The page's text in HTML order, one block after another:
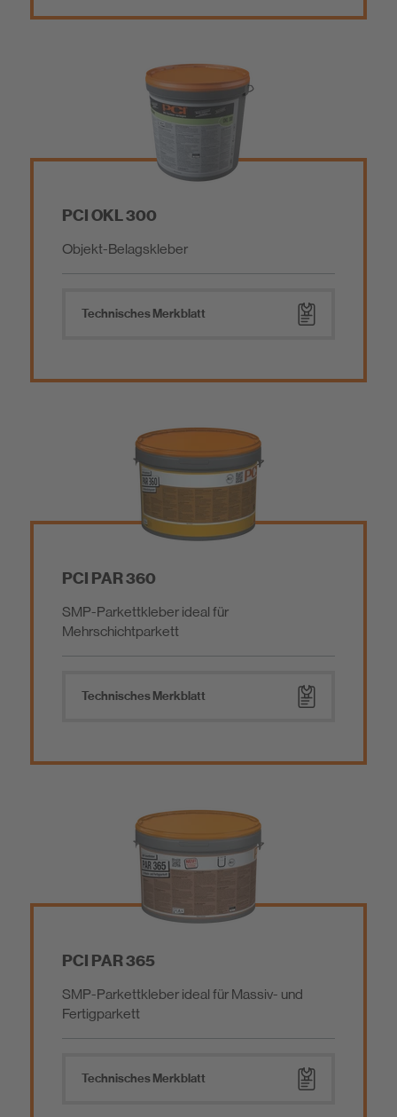
PCI OKL 300
Objekt-Belagskleber
Technisches Merkblatt
PCI PAR 360
SMP-Parkettkleber ideal für
Mehrschichtparkett
Technisches Merkblatt
PCI PAR 365
SMP-Parkettkleber ideal für Massiv- und
Fertigparkett
Technisches Merkblatt